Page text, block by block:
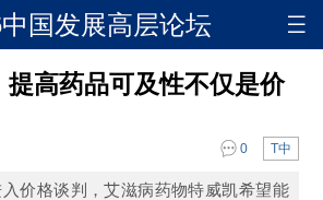
国发展高层论坛
提高药品可及性不仅是价
T中
0
价格谈判，艾滋病药物特威凯希望能